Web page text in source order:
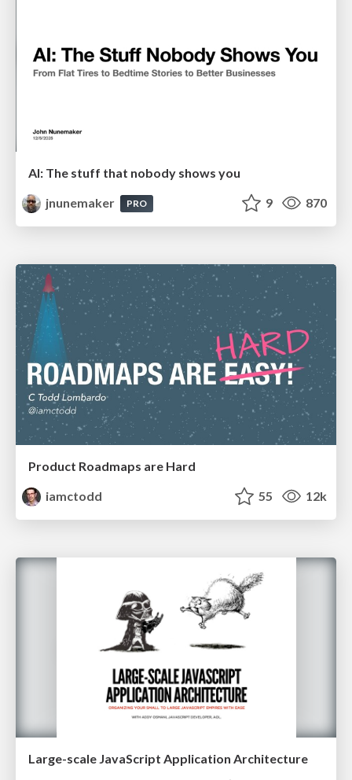
AI: The stuff that nobody shows you
jnunemaker
PRO 9 870
Product Roadmaps are Hard
iamctodd
55 12k
Large-scale JavaScript Application Architecture